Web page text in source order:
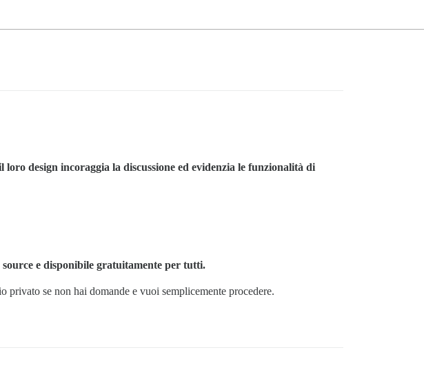
loro design incoraggia la discussione ed evidenzia le funzionalità di
source e disponibile gratuitamente per tutti.
se non hai domande e vuoi semplicemente procedere.